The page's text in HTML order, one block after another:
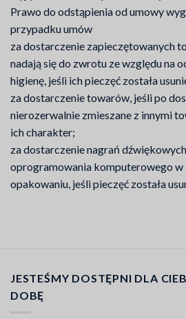
Prawo do odstąpienia od umowy
przypadku umów
za dostarczenie zapieczętowanych
nadają się do zwrotu ze względu na
higienę, jeśli ich pieczęć została
za dostarczenie towarów, jeśli po
nierozerwalnie zmieszane z innymi
ich charakter;
za dostarczenie nagrań
oprogramowania komputerowego
opakowaniu, jeśli pieczęć została
JESTEŚMY DOSTĘPNI DLA
DOBĘ